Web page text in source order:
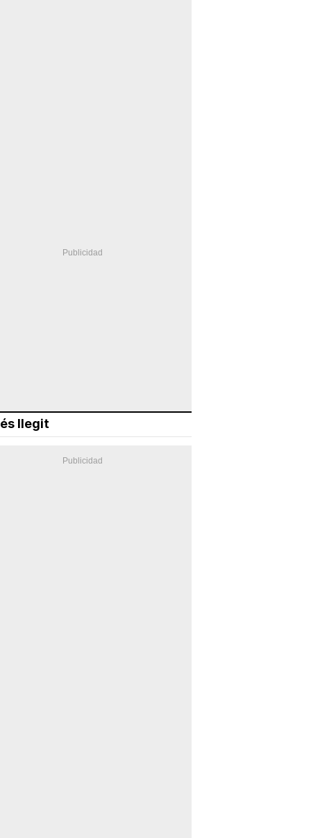
llegit